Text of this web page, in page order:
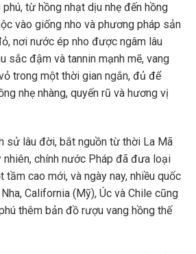
từ hồng nhạt dịu nhẹ đến hồng
vào giống nho và phương pháp sản
nơi nước ép nho được ngâm lâu
sắc đậm và tannin mạnh mẽ, vang
trong một thời gian ngắn, đủ để
nhẹ nhàng, quyến rũ và hương vị
sử lâu đời, bắt nguồn từ thời La Mã
nhiên, chính nước Pháp đã đưa loại
tầm cao mới, và ngày nay, nhiều quốc
California (Mỹ), Úc và Chile cũng
thêm bản đồ rượu vang hồng thế